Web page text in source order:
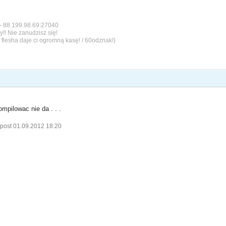
88.199.98.69:27040
Nie zanudzisz się!
daje ci ogromną kasę! / 60odznak!)
nie da . . .
01.09.2012 18:20